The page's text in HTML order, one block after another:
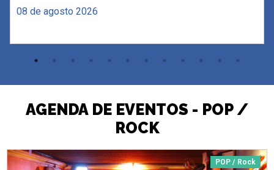
08 de agosto 2026
AGENDA DE EVENTOS - POP /
ROCK
POP / Rock